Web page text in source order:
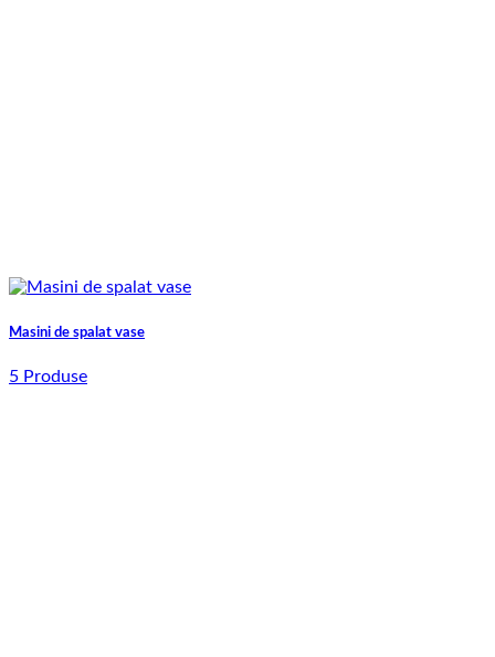
Masini de spalat vase
5 Produse